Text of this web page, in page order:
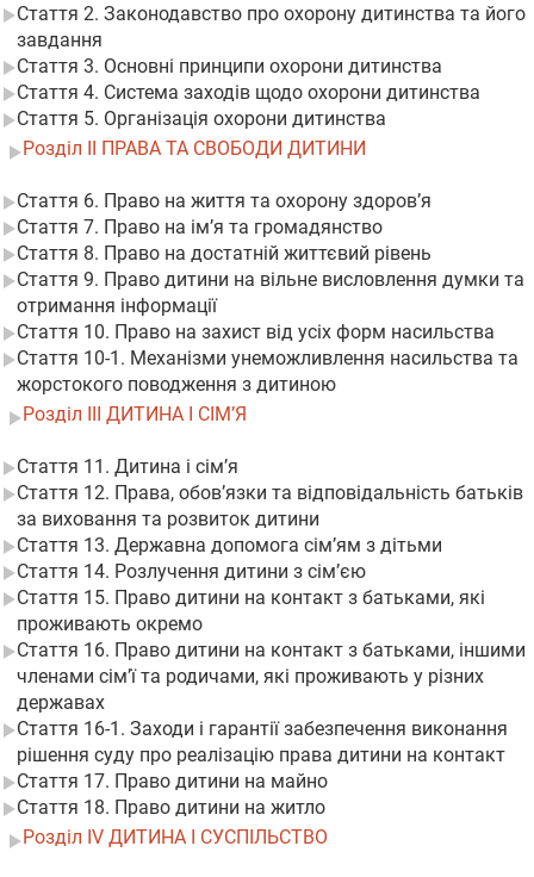
Стаття 2. Законодавство про охорону дитинства та його
завдання
Стаття 3. Основні принципи охорони дитинства
Стаття 4. Система заходів щодо охорони дитинства
Стаття 5. Організація охорони дитинства
Розділ II ПРАВА ТА СВОБОДИ ДИТИНИ
Стаття 6. Право на життя та охорону здоров’я
Стаття 7. Право на ім’я та громадянство
Стаття 8. Право на достатній життєвий рівень
Стаття 9. Право дитини на вільне висловлення думки та
отримання інформації
Стаття 10. Право на захист від усіх форм насильства
Стаття 10-1. Механізми унеможливлення насильства та
жорстокого поводження з дитиною
Розділ III ДИТИНА І СІМ’Я
Стаття 11. Дитина і сім’я
Стаття 12. Права, обов’язки та відповідальність батьків
за виховання та розвиток дитини
Стаття 13. Державна допомога сім’ям з дітьми
Стаття 14. Розлучення дитини з сім’єю
Стаття 15. Право дитини на контакт з батьками, які
проживають окремо
Стаття 16. Право дитини на контакт з батьками, іншими
членами сім’ї та родичами, які проживають у різних
державах
Стаття 16-1. Заходи і гарантії забезпечення виконання
рішення суду про реалізацію права дитини на контакт
Стаття 17. Право дитини на майно
Стаття 18. Право дитини на житло
Розділ IV ДИТИНА І СУСПІЛЬСТВО